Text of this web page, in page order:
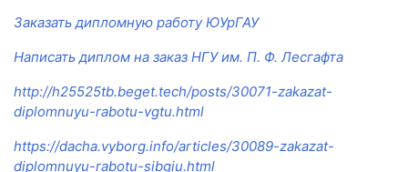
Заказать дипломную работу ЮУрГАУ
Написать диплом на заказ НГУ им. П. Ф. Лесгафта
http://h25525tb.beget.tech/posts/30071-zakazat-
diplomnuyu-rabotu-vgtu.html
https://dacha.vyborg.info/articles/30089-zakazat-
diplomnuyu-rabotu-sibgiu.html